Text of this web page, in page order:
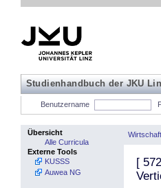
Studienhandbuch der JKU
Benutzername
Übersicht
Alle Curricula
Externe Tools
KUSSS
Auwea NG
[